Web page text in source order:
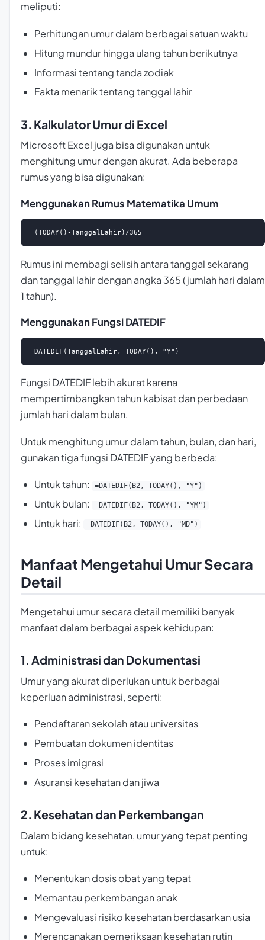
meliputi:
Perhitungan umur dalam berbagai satuan waktu
Hitung mundur hingga ulang tahun berikutnya
Informasi tentang tanda zodiak
Fakta menarik tentang tanggal lahir
3. Kalkulator Umur di Excel
Microsoft Excel juga bisa digunakan untuk
menghitung umur dengan akurat. Ada beberapa
rumus yang bisa digunakan:
Menggunakan Rumus Matematika Umum
=(TODAY()-TanggalLahir)/365
Rumus ini membagi selisih antara tanggal sekarang
dan tanggal lahir dengan angka 365 (jumlah hari dalam
1 tahun).
Menggunakan Fungsi DATEDIF
=DATEDIF(TanggalLahir, TODAY(), "Y")
Fungsi DATEDIF lebih akurat karena
mempertimbangkan tahun kabisat dan perbedaan
jumlah hari dalam bulan.
Untuk menghitung umur dalam tahun, bulan, dan hari,
gunakan tiga fungsi DATEDIF yang berbeda:
Untuk tahun: =DATEDIF(B2, TODAY(), "Y")
Untuk bulan: =DATEDIF(B2, TODAY(), "YM")
Untuk hari: =DATEDIF(B2, TODAY(), "MD")
Manfaat Mengetahui Umur Secara
Detail
Mengetahui umur secara detail memiliki banyak
manfaat dalam berbagai aspek kehidupan:
1. Administrasi dan Dokumentasi
Umur yang akurat diperlukan untuk berbagai
keperluan administrasi, seperti:
Pendaftaran sekolah atau universitas
Pembuatan dokumen identitas
Proses imigrasi
Asuransi kesehatan dan jiwa
2. Kesehatan dan Perkembangan
Dalam bidang kesehatan, umur yang tepat penting
untuk:
Menentukan dosis obat yang tepat
Memantau perkembangan anak
Mengevaluasi risiko kesehatan berdasarkan usia
Merencanakan pemeriksaan kesehatan rutin